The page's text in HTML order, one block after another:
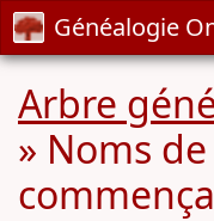
Généalogie
Arbre
» Noms